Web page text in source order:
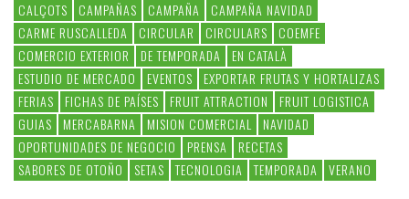
CALÇOTS
CAMPAÑAS CAMPAÑA
CAMPAÑA NAVIDAD
CARME RUSCALLEDA
CIRCULAR CIRCULARS
COEMFE
COMERCIO EXTERIOR
DE TEMPORADA
EN CATALÀ
ESTUDIO DE MERCADO
EVENTOS
EXPORTAR FRUTAS Y HORTALIZAS
FERIAS
FICHAS DE PAÍSES FRUIT ATTRACTION
FRUIT LOGISTICA
GUIAS
MERCABARNA MISION COMERCIAL
NAVIDAD
OPORTUNIDADES DE NEGOCIO
PRENSA
RECETAS
SABORES DE OTOÑO
SETAS TECNOLOGIA TEMPORADA VERANO